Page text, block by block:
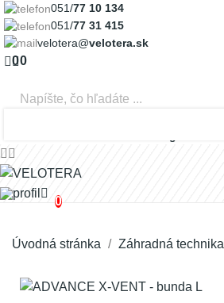
051/77 10 134
051/77 31 415
velotera@velotera.sk
00
0
Úvodná stránka Záhradná technika